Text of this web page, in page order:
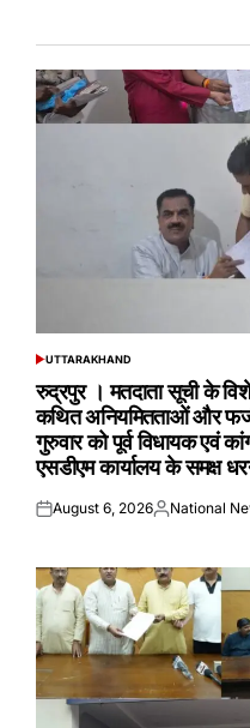
POSTED
UTTARAKHAND
रुद्रपुर । मतदाता सूची के
कथित अनियमितताओं और
गुरुवार को पूर्व विधायक एवं
एसडीएम कार्यालय के समक्ष
Posted
August 6, 2026Posted
National